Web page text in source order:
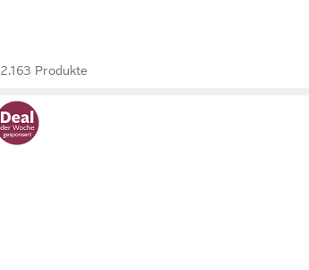
2.163 Produkte